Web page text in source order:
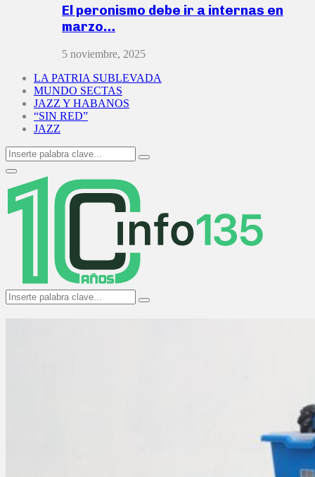
El peronismo debe ir a internas en
marzo…
5 noviembre, 2025
LA PATRIA SUBLEVADA
MUNDO SECTAS
JAZZ Y HABANOS
“SIN RED”
JAZZ
Search
for:
Search
Primary
Menu
Search
for:
Search